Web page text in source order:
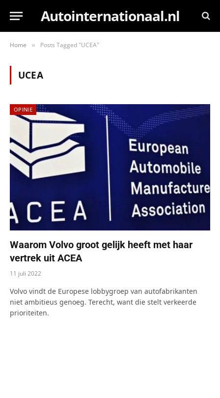
Autointernationaal.nl
Home » Posts Tagged "UCEA"
UCEA
OPINIE
Waarom Volvo groot gelijk heeft met haar
vertrek uit ACEA
11 juli 2022
Volvo vindt de Europese lobbygroep van autofabrikanten
niet ambitieus genoeg. Terecht, want die stelt verkeerde
prioriteiten.